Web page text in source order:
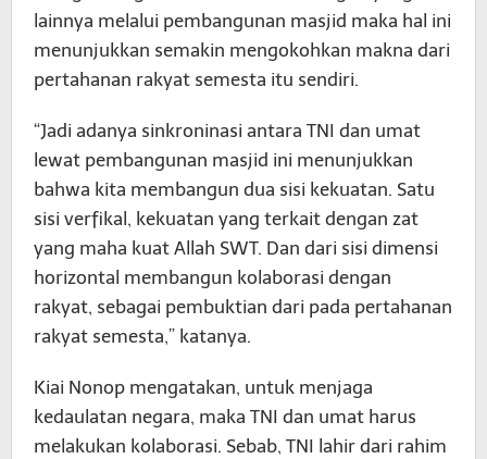
lainnya melalui pembangunan masjid maka hal ini
menunjukkan semakin mengokohkan makna dari
pertahanan rakyat semesta itu sendiri.
“Jadi adanya sinkroninasi antara TNI dan umat
lewat pembangunan masjid ini menunjukkan
bahwa kita membangun dua sisi kekuatan. Satu
sisi verfikal, kekuatan yang terkait dengan zat
yang maha kuat Allah SWT. Dan dari sisi dimensi
horizontal membangun kolaborasi dengan
rakyat, sebagai pembuktian dari pada pertahanan
rakyat semesta,” katanya.
Kiai Nonop mengatakan, untuk menjaga
kedaulatan negara, maka TNI dan umat harus
melakukan kolaborasi. Sebab, TNI lahir dari rahim